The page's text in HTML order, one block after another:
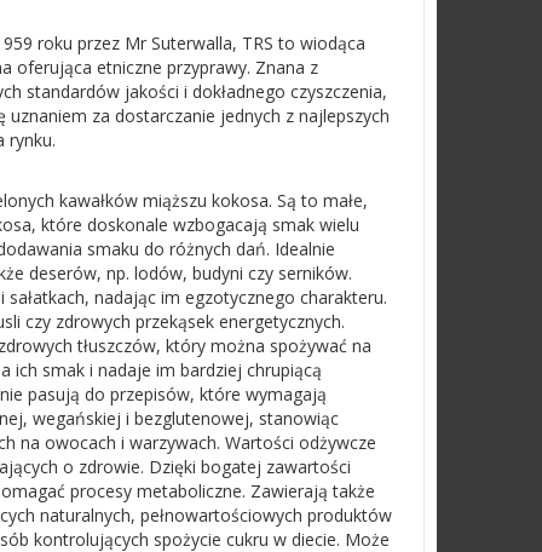
roku przez Mr Suterwalla, TRS to wiodąca
oferująca etniczne przyprawy. Znana z
standardów jakości i dokładnego czyszczenia,
uznaniem za dostarczanie jednych z najlepszych
rynku.
kawałków miąższu kokosa. Są to małe,
które doskonale wzbogacają smak wielu
smaku do różnych dań. Idealnie
deserów, np. lodów, budyni czy serników.
nadając im egzotycznego charakteru.
czy zdrowych przekąsek energetycznych.
tłuszczów, który można spożywać na
ich smak i nadaje im bardziej chrupiącą
pasują do przepisów, które wymagają
wegańskiej i bezglutenowej, stanowiąc
na owocach i warzywach. Wartości odżywcze
o zdrowie. Dzięki bogatej zawartości
procesy metaboliczne. Zawierają także
naturalnych, pełnowartościowych produktów
kontrolujących spożycie cukru w diecie. Może